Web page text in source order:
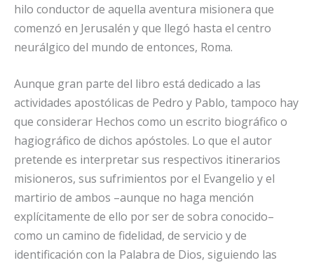
hilo conductor de aquella aventura misionera que
comenzó en Jerusalén y que llegó hasta el centro
neurálgico del mundo de entonces, Roma.
Aunque gran parte del libro está dedicado a las
actividades apostólicas de Pedro y Pablo, tampoco hay
que considerar Hechos como un escrito biográfico o
hagiográfico de dichos apóstoles. Lo que el autor
pretende es interpretar sus respectivos itinerarios
misioneros, sus sufrimientos por el Evangelio y el
martirio de ambos –aunque no haga mención
explícitamente de ello por ser de sobra conocido–
como un camino de fidelidad, de servicio y de
identificación con la Palabra de Dios, siguiendo las